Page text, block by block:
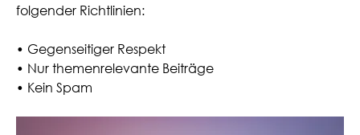
folgender Richtlinien:
• Gegenseitiger Respekt
• Nur themenrelevante Beiträge
• Kein Spam